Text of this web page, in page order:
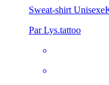
Sweat-shirt Unisexe
Par Lys.tattoo